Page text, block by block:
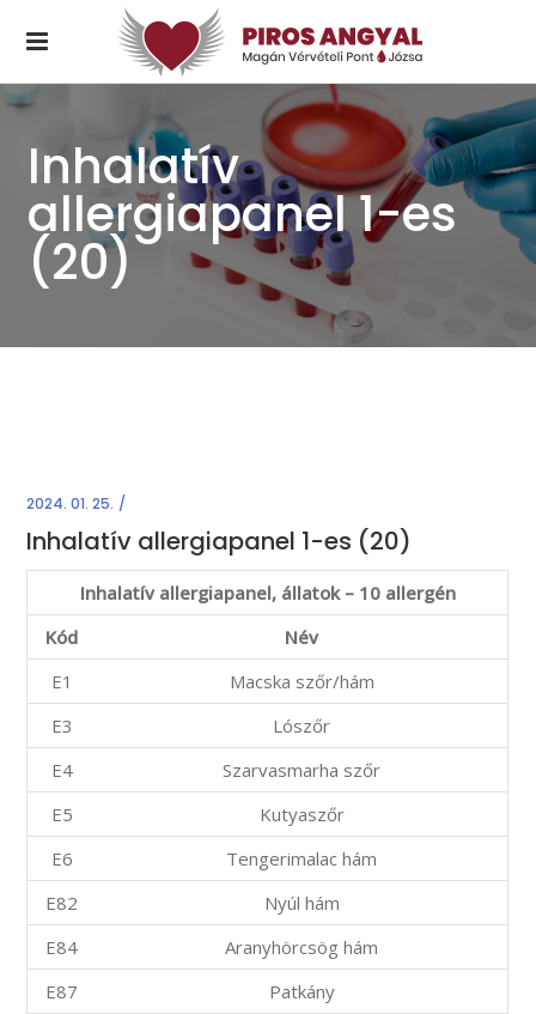
Inhalatív
allergiapanel 1-es
(20)
2024. 01. 25.
Inhalatív allergiapanel 1-es (20)
Inhalatív allergiapanel, állatok – 10 allergén
Kód
Név
E1
Macska szőr/hám
E3
Lószőr
E4
Szarvasmarha szőr
E5
Kutyaszőr
E6
Tengerimalac hám
E82
Nyúl hám
E84
Aranyhörcsög hám
E87
Patkány